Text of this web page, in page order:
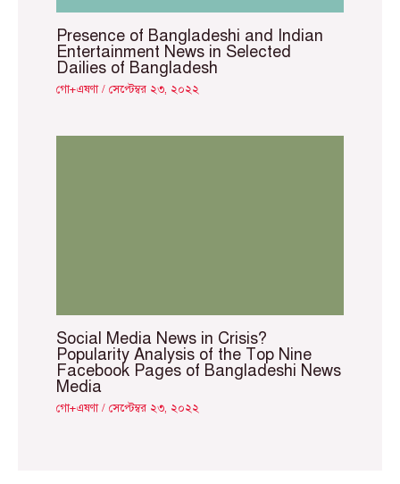
Presence of Bangladeshi and Indian
Entertainment News in Selected
Dailies of Bangladesh
গো+এষণা/সেপ্টেম্বর ২৩, ২০২২
Social Media News in Crisis?
Popularity Analysis of the Top Nine
Facebook Pages of Bangladeshi News
Media
গো+এষণা/সেপ্টেম্বর ২৩, ২০২২